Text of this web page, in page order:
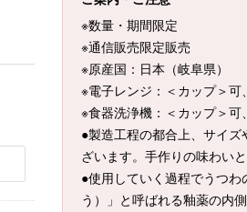
※数量・期間限定
※通信販売限定販売
※原産国：日本（岐阜県）
※電子レンジ：＜カップ＞可
※食器洗浄機：＜カップ＞可
●製造工程の都合上、サイ
ざいます。手作りの味わい
●使用していく過程でうつ
う）」と呼ばれる釉薬の内